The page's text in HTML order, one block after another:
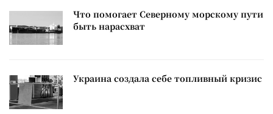
Что помогает Северному морскому пути
быть нарасхват
Украина создала себе топливный кризис